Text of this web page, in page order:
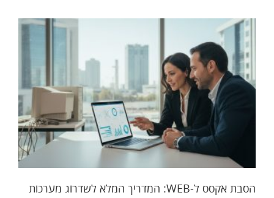
הסבת אקסס ל-WEB: המדריך המלא לשדרוג מערכות